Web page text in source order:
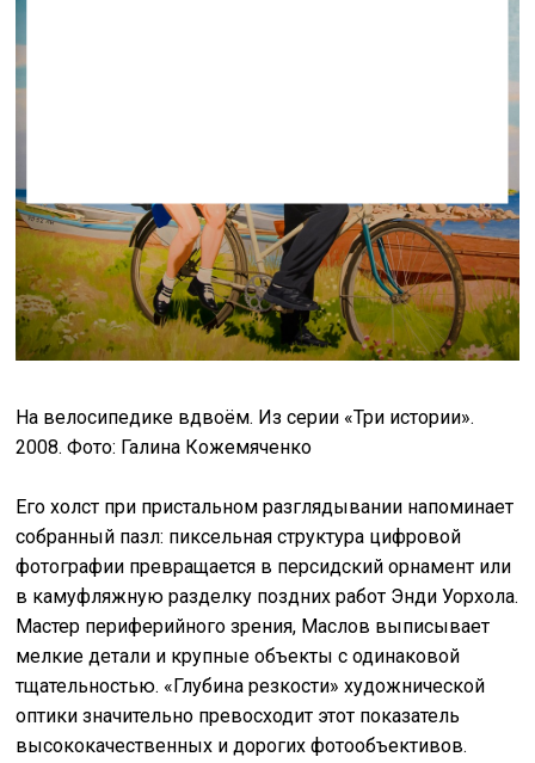
На велосипедике вдвоём. Из серии «Три истории».
2008. Фото: Галина Кожемяченко
Его холст при пристальном разглядывании напоминает
собранный пазл: пиксельная структура цифровой
фотографии превращается в персидский орнамент или
в камуфляжную разделку поздних работ Энди Уорхола.
Мастер периферийного зрения, Маслов выписывает
мелкие детали и крупные объекты с одинаковой
тщательностью. «Глубина резкости» художнической
оптики значительно превосходит этот показатель
высококачественных и дорогих фотообъективов.